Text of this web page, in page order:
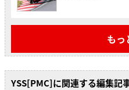
もっ
YSS[PMC]に関連する編集記